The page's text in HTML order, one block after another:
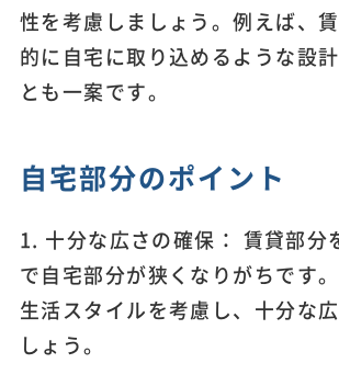
性を考慮しましょう。例えば、
的に自宅に取り込めるような設
とも一案です。
自宅部分のポイント
1. 十分な広さの確保： 賃貸部分
で自宅部分が狭くなりがちです
生活スタイルを考慮し、十分な
しょう。